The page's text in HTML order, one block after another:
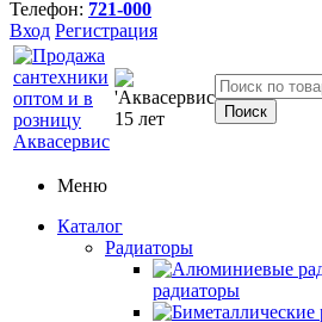
Телефон: 721-000
Вход Регистрация
Меню
Каталог
Радиаторы
радиаторы